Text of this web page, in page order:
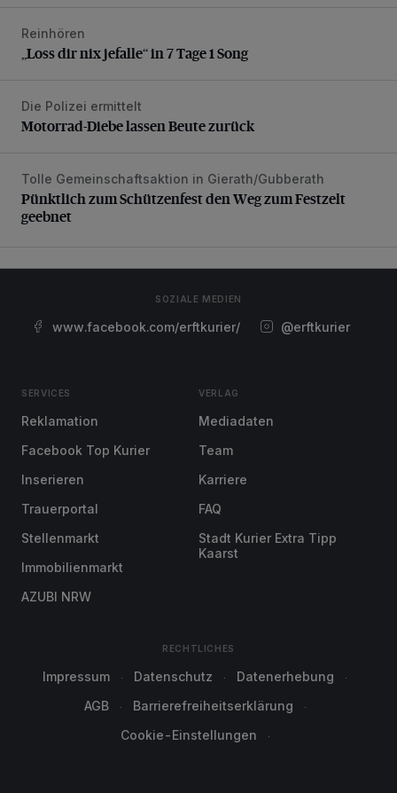
„Loss dir nix jefalle“ in 7 Tage 1 Song
Reinhören
„Loss dir nix jefalle“ in 7 Tage 1 Song
Motorrad-Diebe lassen Beute zurück
Die Polizei ermittelt
Motorrad-Diebe lassen Beute zurück
Pünktlich zum Schützenfest den Weg zum Festzelt
Tolle Gemeinschaftsaktion in Gierath/Gubberath
Pünktlich zum Schützenfest den Weg zum Festzelt
geebnet
SOZIALE MEDIEN
www.facebook.com/erftkurier/ @erftkurier
SERVICES
Reklamation
Facebook Top Kurier
Inserieren
Trauerportal
Stellenmarkt
Immobilienmarkt
AZUBI NRW
VERLAG
Mediadaten
Team
Karriere
FAQ
Stadt Kurier Extra Tipp
Kaarst
RECHTLICHES
Impressum Datenschutz
Datenerhebung
AGB
Barrierefreiheitserklärung
Cookie-Einstellungen